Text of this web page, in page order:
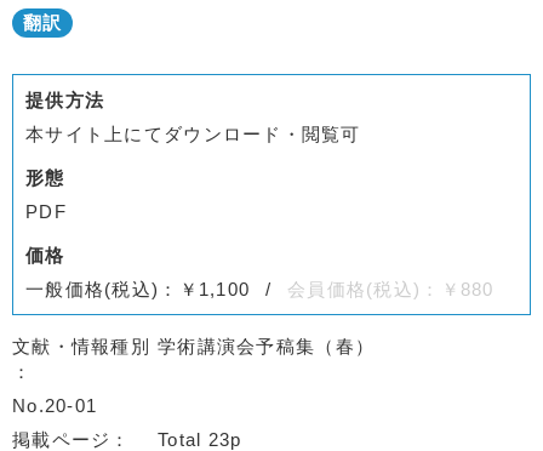
提供方法
本サイト上にてダウンロード・閲覧可
形態
PDF
価格
一般価格(税込)：￥1,100
会員価格(税込)：￥880
文献・情報種別 学術講演会予稿集（春）
No.20-01
掲載ページ
Total 23p